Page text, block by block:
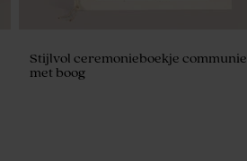
Stijlvol ceremonieboekje communie
met boog